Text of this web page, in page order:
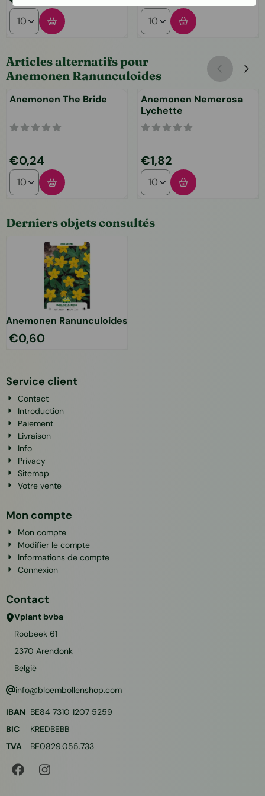
Choisir la quantité pour Blanda gemengdChoisir la quantité pour
Articles alternatifs pour
Anemonen Ranunculoides
Anemonen The Bride
Prix: 0,24
€0,24
Choisir la quantité pour Anemonen The Bride
Anemonen Nemerosa
Lychette
Prix: 1,82
€1,82
Choisir la quantité pour
Derniers objets consultés
Anemonen Ranunculoides
€0,60
Service client
Contact
Introduction
Paiement
Livraison
Info
Privacy
Sitemap
Votre vente
Mon compte
Mon compte
Modifier le compte
Informations de compte
Connexion
Contact
Vplant bvba
Roobeek 61
2370 Arendonk
België
info@bloembollenshop.com
IBAN BE84 7310 1207 5259
BIC
KREDBEBB
TVA
BE0829.055.733